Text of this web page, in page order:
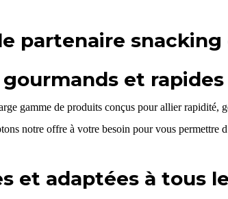
partenaire
et
gamme de produits conçus pour allier rapidité,
notre offre à votre besoin pour vous permettre
et adaptées à tous